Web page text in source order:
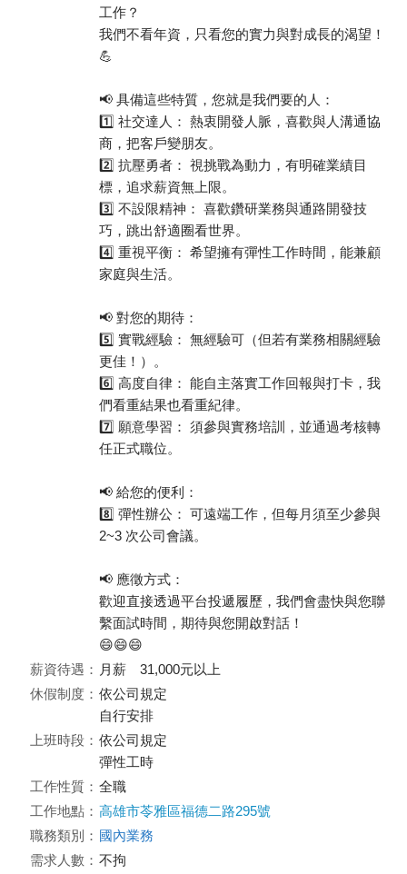
工作？
我們不看年資，只看您的實力與對成長的渴望！
💪
📢 具備這些特質，您就是我們要的人：
1️⃣ 社交達人： 熱衷開發人脈，喜歡與人溝通協
商，把客戶變朋友。
2️⃣ 抗壓勇者： 視挑戰為動力，有明確業績目
標，追求薪資無上限。
3️⃣ 不設限精神： 喜歡鑽研業務與通路開發技
巧，跳出舒適圈看世界。
4️⃣ 重視平衡： 希望擁有彈性工作時間，能兼顧
家庭與生活。
📢 對您的期待：
5️⃣ 實戰經驗： 無經驗可（但若有業務相關經驗
更佳！）。
6️⃣ 高度自律： 能自主落實工作回報與打卡，我
們看重結果也看重紀律。
7️⃣ 願意學習： 須參與實務培訓，並通過考核轉
任正式職位。
📢 給您的便利：
8️⃣ 彈性辦公： 可遠端工作，但每月須至少參與
2~3 次公司會議。
📢 應徵方式：
歡迎直接透過平台投遞履歷，我們會盡快與您聯
繫面試時間，期待與您開啟對話！
😄😄😄
薪資待遇： 月薪 31,000元以上
休假制度： 依公司規定
自行安排
上班時段： 依公司規定
彈性工時
工作性質： 全職
工作地點： 高雄市苓雅區福德二路295號
職務類別： 國內業務
需求人數： 不拘